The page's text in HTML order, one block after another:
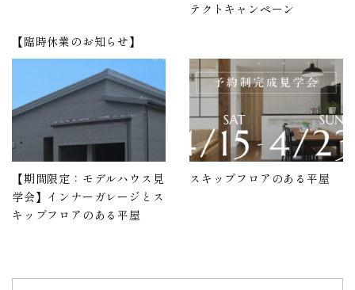
【臨時休業のお知らせ】
テクトキャンペーン
【期間限定：モデルハウス見
学会】インナーガレージとス
キップフロアのある平屋
スキップフロアのある平屋